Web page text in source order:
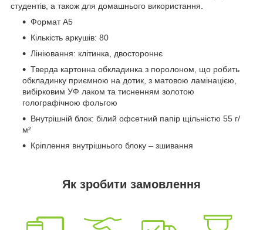
студентів, а також для домашнього використання.
Формат А5
Кількість аркушів: 80
Лініювання: клітинка, двостороннє
Тверда картонна обкладинка з поролоном, що робить
обкладинку приємною на дотик, з матовою ламінацією,
вибірковим УФ лаком та тисненням золотою
голографічною фольгою
Внутрішній блок: білий офсетний папір щільністю 55 г/
м²
Кріплення внутрішнього блоку – зшивання
Як зробити замовлення